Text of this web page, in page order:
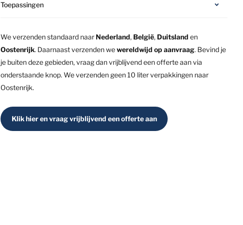
Toepassingen
We verzenden standaard naar Nederland, België, Duitsland en
Oostenrijk. Daarnaast verzenden wewereldwijd op aanvraag. Bevind je
je buiten deze gebieden, vraag dan vrijblijvend een offerte aan via
onderstaande knop. We verzenden geen 10 liter verpakkingen naar
Oostenrijk.
Klik hier en vraag vrijblijvend een offerte aan